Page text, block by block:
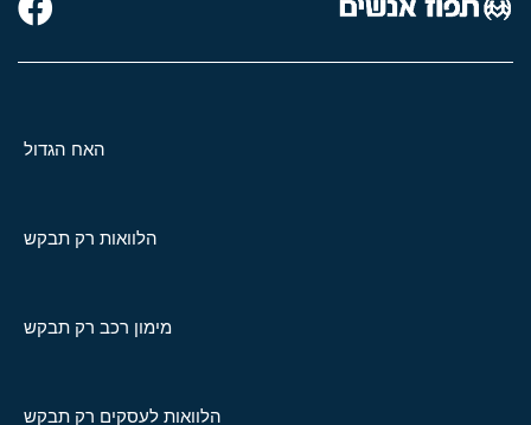
האח הגדול
הלוואות רק תבקש
מימון רכב רק תבקש
הלוואות לעסקים רק תבקש